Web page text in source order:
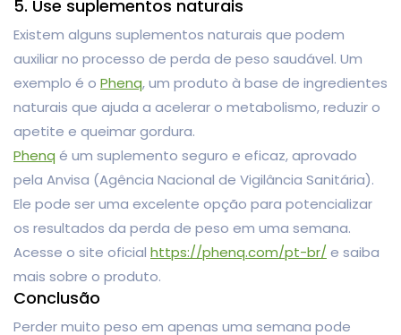
5. Use suplementos naturais
Existem alguns suplementos naturais que podem
auxiliar no processo de perda de peso saudável. Um
exemplo é o Phenq, um produto à base de ingredientes
naturais que ajuda a acelerar o metabolismo, reduzir o
apetite e queimar gordura.
Phenq é um suplemento seguro e eficaz, aprovado
pela Anvisa (Agência Nacional de Vigilância Sanitária).
Ele pode ser uma excelente opção para potencializar
os resultados da perda de peso em uma semana.
Acesse o site oficial https://phenq.com/pt-br/ e saiba
mais sobre o produto.
Conclusão
Perder muito peso em apenas uma semana pode